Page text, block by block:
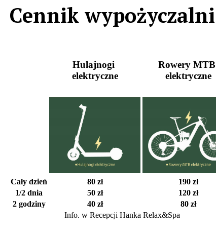
Cennik wypożyczalni
Hulajnogi
elektryczne
Rowery MTB
elektryczne
Cały dzień 80 zł 190 zł
1/2 dnia
50 zł 120 zł
2 godziny
40 zł 80 zł
Info. w Recepcji Hanka Relax&Spa